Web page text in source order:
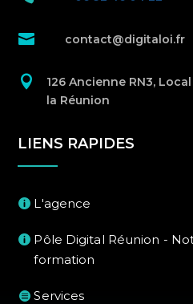
 contact@digitaloi.fr

126 Ancienne RN3,
la Réunion
LIENS RAPIDES
L'agence
Pôle Digital Réunion -
formation
Services